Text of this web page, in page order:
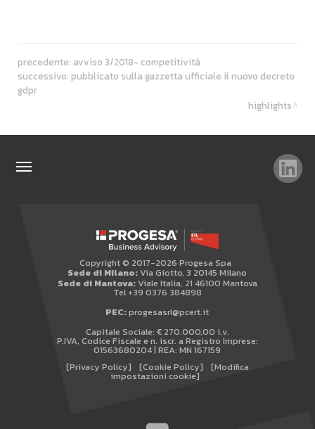
precedente: avviso 3/2018- competitività
successivo: pubblicato sulla gazzetta ufficiale il nuovo decreto
gdpr
highlights
AREA RISERVATA
WHISTLEBLOWING
Copyright © 2017-2026 Progesa Spa
Sede di Milano:Via Giotto, 3 20145 Milano
Sede di Mantova:Viale Italia, 21 46100 Mantova
Tel +39 0376 384898
PEC:progesasrl@pcert.it
Capitale Sociale: € 270.000,00 i.v.
P.IVA, Codice Fiscale e n. iscr. a Registro Imprese:
01563680204 | REA: MN 167159
[Privacy Policy]
[Cookie Policy] [Modifica
impostazioni cookie]